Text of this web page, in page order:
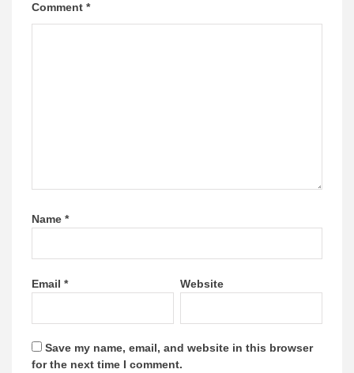
Comment *
Name *
Email * Website
Save my name, email, and website in this browser
for the next time I comment.